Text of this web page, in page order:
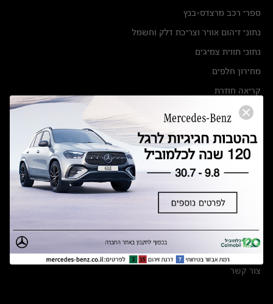
ספרי רכב מרצדס-בנץ
נתוני זיהום אוויר וצריכת דלק וחשמל
נתוני תווית צמיגים
מחירון חלפים
קריאה חוזרת
הודעה על הטבות לרכבי מרצדס בהסדר פשרה בתצ 56447-02-19
תקנון ימי מכירות 120 לכלמוביל
מצאו אותנו
אולמות תצוגה
מרכזי שירות
צור קשר